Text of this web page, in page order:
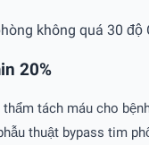
không quá 30 độ
20%
tách máu cho
thuật bypass tim